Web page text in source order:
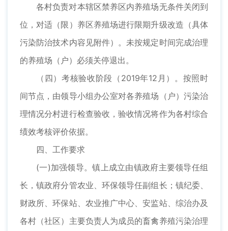
各村负责对本辖区禁养区内养殖场无条件关闭到
位，对适（限）养区养殖场进行限期升级改造（具体
污染防治技术内容见附件）。未按规定时间完成治理
的养殖场（户）必须关停退出。
（四）考核验收阶段（2019年12月）。按照时
间节点，由领导小组办公室对各养殖场（户）污染治
理情况分村进行检查验收，验收情况将作为各村综合
绩效考核评价依据。
四、工作要求
(一)加强领导。镇上成立由镇政府主要领导任组
长，镇政府分管农业、环保领导任副组长；镇纪委、
财政所、环保站、农业推广中心、安监站、综治办及
各村（社区）主要负责人为成员的畜禽养殖污染治理